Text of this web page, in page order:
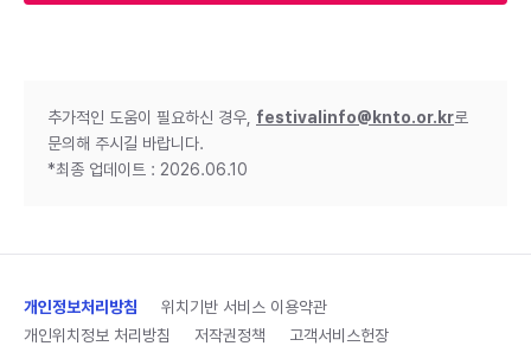
추가적인 도움이 필요하신 경우, festivalinfo@knto.or.kr로
문의해 주시길 바랍니다.
*최종 업데이트 : 2026.06.10
개인정보처리방침
위치기반 서비스 이용약관
개인위치정보 처리방침
저작권정책 고객서비스헌장